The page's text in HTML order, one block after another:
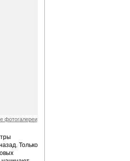
фотогалереи
Только